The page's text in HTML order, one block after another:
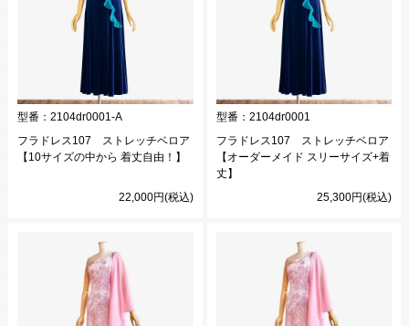
型番： 2104dr0001-A
フラドレス107 ストレッチベロア
【10サイズの中から 着丈自由！】
22,000円(税込)
型番： 2104dr0001
フラドレス107 ストレッチベロア
【オーダーメイド スリーサイズ+着
丈】
25,300円(税込)